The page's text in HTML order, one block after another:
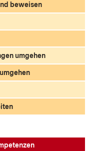
beweisen
umgehen